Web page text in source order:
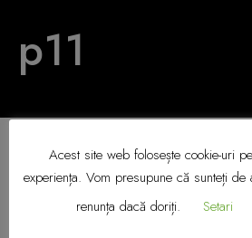
p11
Acest site web folosește cookie-uri
experiența. Vom presupune că sunteți
renunța dacă doriți.
Setari